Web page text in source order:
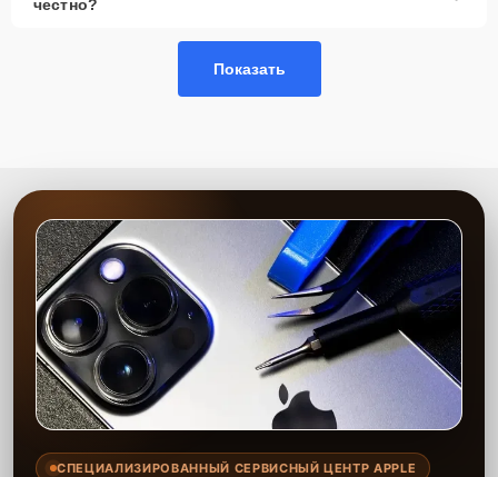
честно?
Показать
СПЕЦИАЛИЗИРОВАННЫЙ СЕРВИСНЫЙ ЦЕНТР APPLE